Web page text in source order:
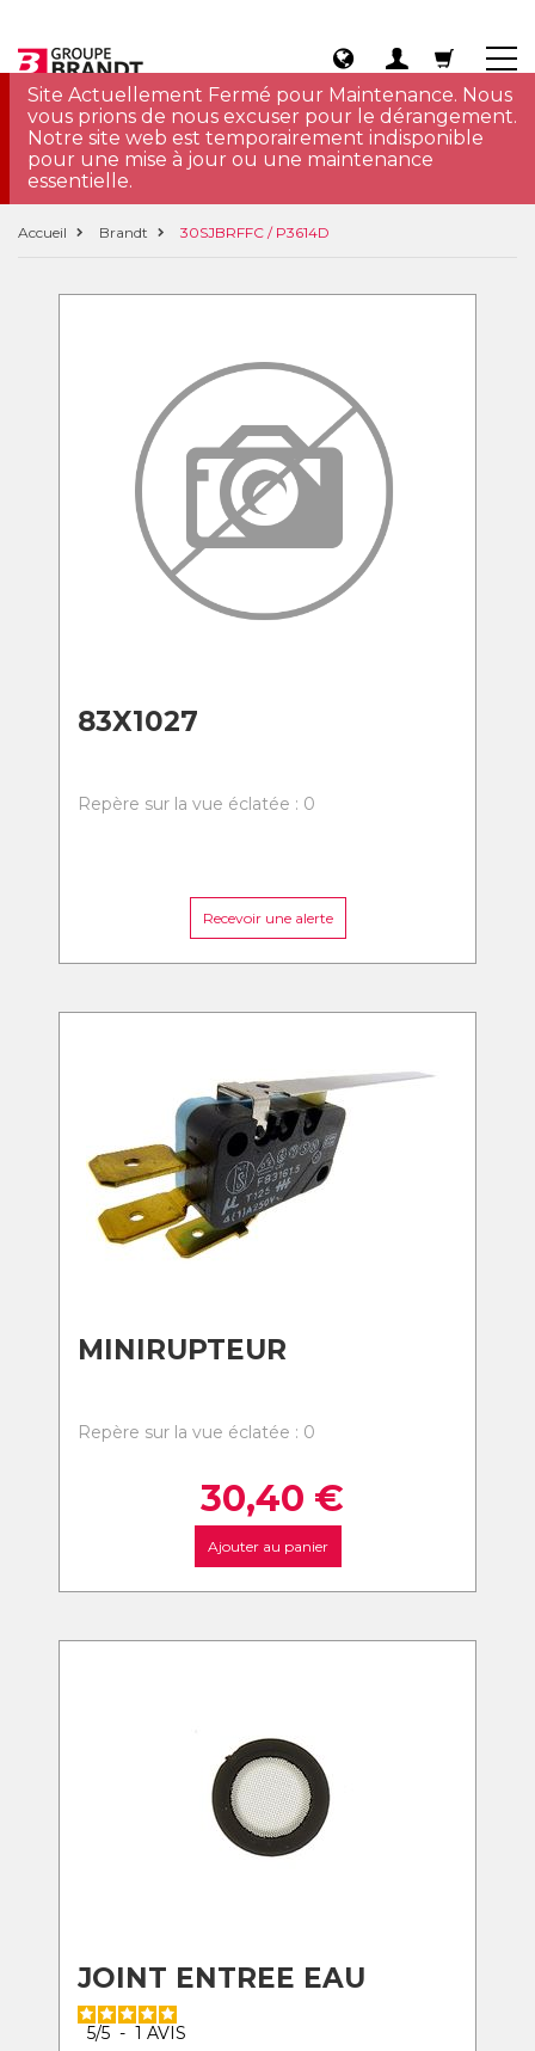
Site Actuellement Fermé pour Maintenance. Nous
vous prions de nous excuser pour le dérangement.
Notre site web est temporairement indisponible
pour une mise à jour ou une maintenance
essentielle.
Accueil Brandt 30SJBRFFC / P3614D
83X1027
Repère sur la vue éclatée : 0
Recevoir une alerte
MINIRUPTEUR
Repère sur la vue éclatée : 0
30,40 €
Ajouter au panier
JOINT ENTREE EAU
5/5 - 1 AVIS